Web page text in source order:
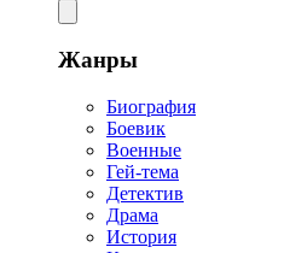
Жанры
Биография
Боевик
Военные
Гей-тема
Детектив
Драма
История